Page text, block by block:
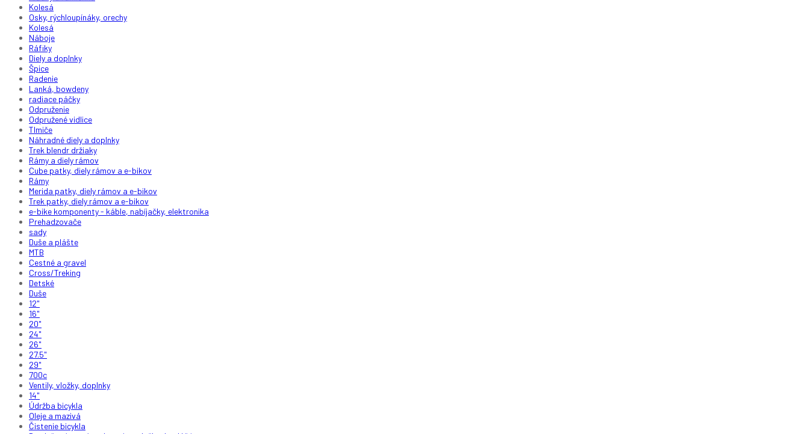
Kolesá
Osky, rýchloupínáky, orechy
Kolesá
Náboje
Ráfiky
Diely a doplnky
Špice
Radenie
Lanká, bowdeny
radiace páčky
Odpruženie
Odpružené vidlice
Tlmiče
Náhradné diely a doplnky
Trek blendr držiaky
Rámy a diely rámov
Cube patky, diely rámov a e-bikov
Rámy
Merida patky, diely rámov a e-bikov
Trek patky, diely rámov a e-bikov
e-bike komponenty - káble, nabíjačky, elektronika
Prehadzovače
sady
Duše a plášte
MTB
Cestné a gravel
Cross/Treking
Detské
Duše
12"
16"
20"
24"
26"
27.5"
29"
700c
Ventily, vložky, doplnky
14"
Údržba bicykla
Oleje a mazivá
Čistenie bicykla